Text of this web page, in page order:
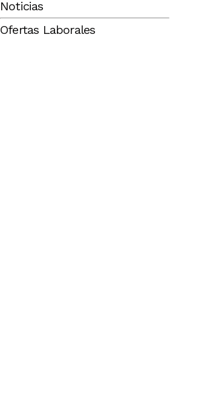
Noticias
Ofertas Laborales